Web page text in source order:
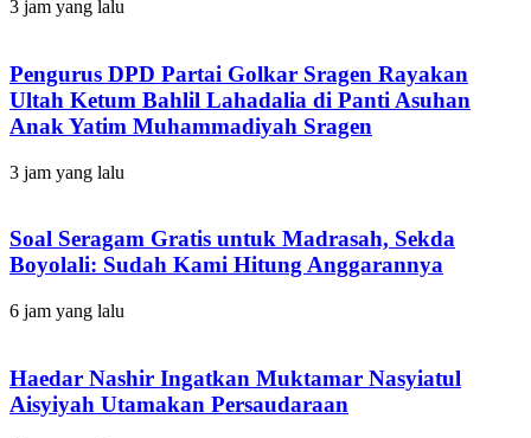
3 jam yang lalu
Pengurus DPD Partai Golkar Sragen Rayakan
Ultah Ketum Bahlil Lahadalia di Panti Asuhan
Anak Yatim Muhammadiyah Sragen
3 jam yang lalu
Soal Seragam Gratis untuk Madrasah, Sekda
Boyolali: Sudah Kami Hitung Anggarannya
6 jam yang lalu
Haedar Nashir Ingatkan Muktamar Nasyiatul
Aisyiyah Utamakan Persaudaraan